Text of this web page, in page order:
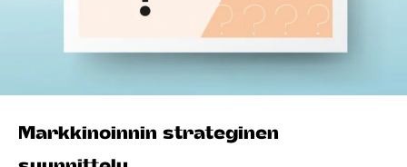
Markkinoinnin strateginen